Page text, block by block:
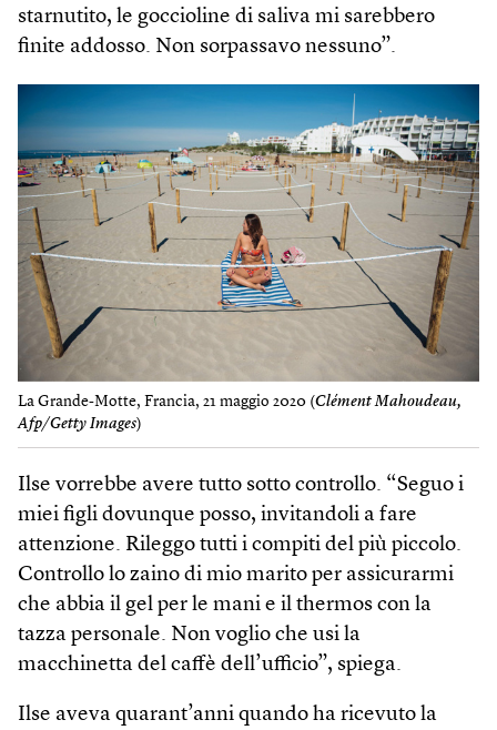
starnutito, le goccioline di saliva mi sarebbero
finite addosso. Non sorpassavo nessuno”.
La Grande-Motte, Francia, 21 maggio 2020 (Clément Mahoudeau,
Afp/Getty Images)
Ilse vorrebbe avere tutto sotto controllo. “Seguo i
miei figli dovunque posso, invitandoli a fare
attenzione. Rileggo tutti i compiti del più piccolo.
Controllo lo zaino di mio marito per assicurarmi
che abbia il gel per le mani e il thermos con la
tazza personale. Non voglio che usi la
macchinetta del caffè dell’ufficio”, spiega.
Ilse aveva quarant’anni quando ha ricevuto la